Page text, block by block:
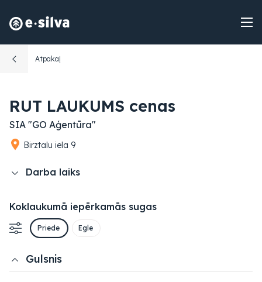
Atpakaļ
RUT LAUKUMS cenas
SIA "GO Aģentūra"
Birztalu iela 9
Darba laiks
Koklaukumā iepērkamās sugas
Priede Egle
Gulsnis